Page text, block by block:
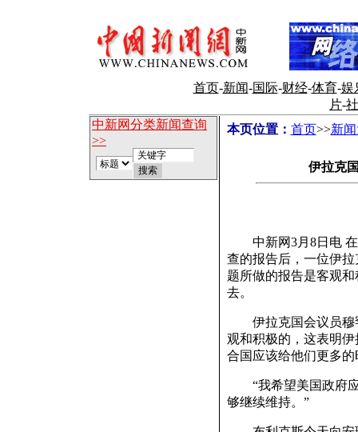
首页-新闻-国际-财经-体育-娱
片-
中新网分类新闻查询
>>
本页位置： 首页>>新
伊拉克
中新网3月8日电 在
查的报告后，一位伊
题所做的报告是客观
去。
伊拉克国会议员穆
观和积极的，这表明
合国应该给他们更多
“我希望美国政府应
够继续维持。”